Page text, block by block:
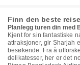
Finn den beste
Planlegg turen din med
Kjent for sin fantastiske
attraksjoner, gir Sharjah
besøkende. Fra å
delikatesser, her er det